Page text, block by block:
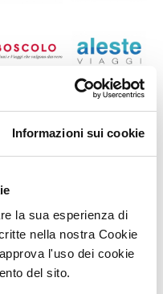
Informazioni sui cookie
la sua esperienza di
nella nostra Cookie
l'uso dei cookie
del sito.